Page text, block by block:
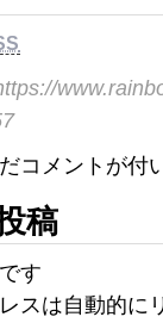
コメントが付
稿
す
スは自動的に